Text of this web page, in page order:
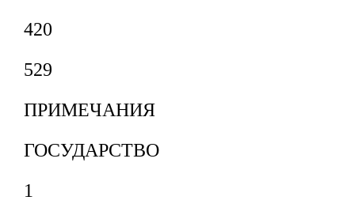
420
529
ПРИМЕЧАНИЯ
ГОСУДАРСТВО
1